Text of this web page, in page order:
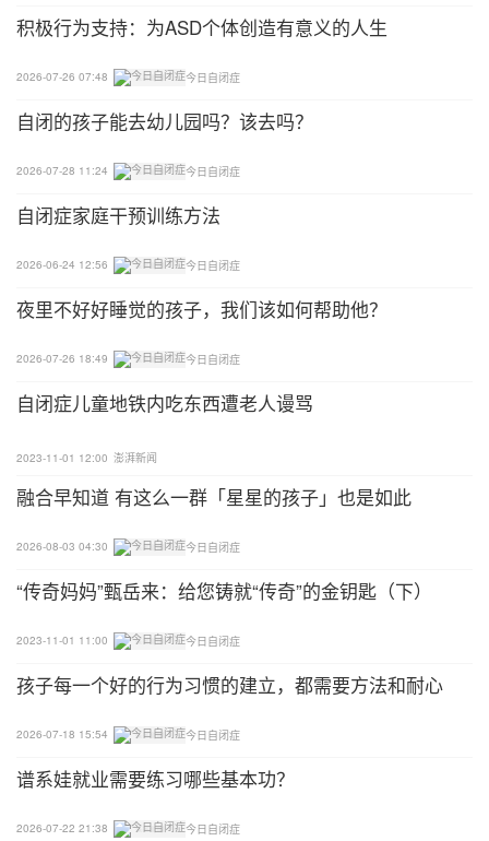
孩子“某某某在哪里”。或者问你的孩子“妈妈在哪儿?”
然后突然跳出来用拟声词和他交流。
4.当你的孩子掌握了这个游戏，并且能够轻松地遮盖
通过学习如何玩躲猫猫游戏，可以把玩耍也变成干预
的一部分，取得更快的进步！
积极行为支持：为ASD个体创造有意义的人生
2026-07-26 07:48 今日自闭症
自闭的孩子能去幼儿园吗？该去吗？
2026-07-28 11:24 今日自闭症
​自闭症家庭干预训练方法
2026-06-24 12:56 今日自闭症
夜里不好好睡觉的孩子，我们该如何帮助他？
2026-07-26 18:49 今日自闭症
自闭症儿童地铁内吃东西遭老人谩骂
2023-11-01 12:00 澎湃新闻
融合早知道 有这么一群「星星的孩子」也是如此
2026-08-03 04:30 今日自闭症
“传奇妈妈”甄岳来：给您铸就“传奇”的金钥匙（下）
2023-11-01 11:00 今日自闭症
孩子每一个好的行为习惯的建立，都需要方法和耐心
2026-07-18 15:54 今日自闭症
谱系娃就业需要练习哪些基本功？
2026-07-22 21:38 今日自闭症